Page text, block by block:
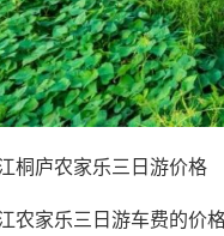
桐庐农家乐三日游价格
农家乐三日游车费的价